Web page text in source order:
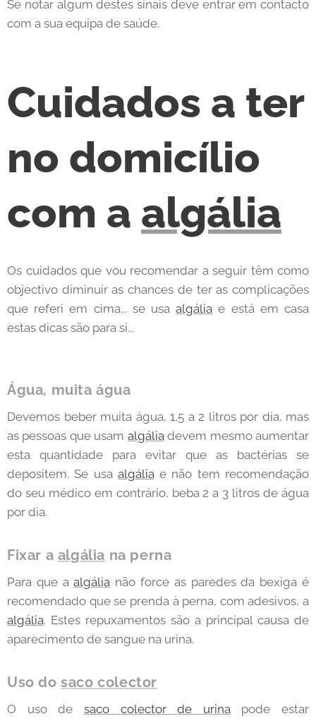
Se notar algum destes sinais deve entrar em contacto
com a sua equipa de saúde.
Cuidados a ter
no domicílio
com a algália
Os cuidados que vou recomendar a seguir têm como
objectivo diminuir as chances de ter as complicações
que referi em cima... se usaalgália e está em casa
estas dicas são para si...
Água, muita água
Devemos beber muita água, 1,5 a 2 litros por dia, mas
as pessoas que usam algália devem mesmo aumentar
esta quantidade para evitar que as bactérias se
depositem. Se usa algália e não tem recomendação
do seu médico em contrário, beba 2 a 3 litros de água
por dia.
Fixar a algália na perna
Para que aalgália não force as paredes da bexiga é
recomendado que se prenda à perna, com adesivos, a
algália. Estes repuxamentos são a principal causa de
aparecimento de sangue na urina.
Uso dosaco colector
O uso de saco colector de urina pode estar